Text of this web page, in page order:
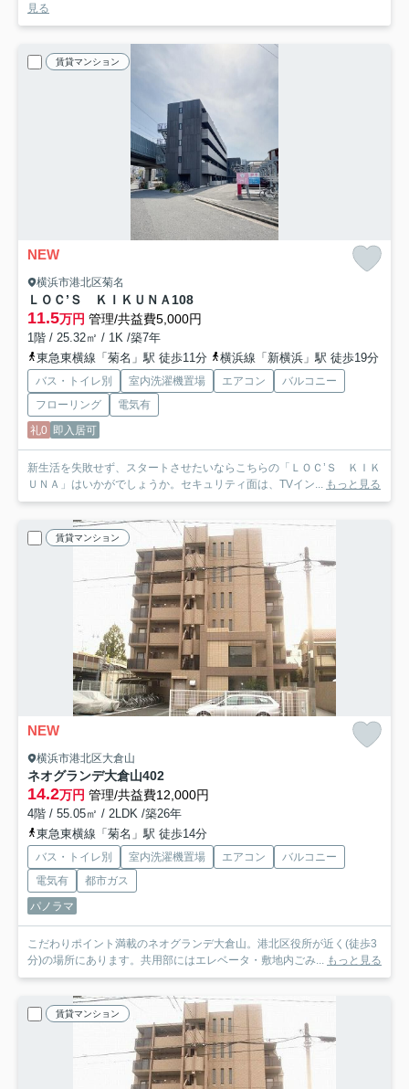
見る
賃貸マンション
NEW
横浜市港北区菊名
ＬＯＣ’Ｓ ＫＩＫＵＮＡ108
11.5万円 管理/共益費5,000円
1階 / 25.32㎡ / 1K /築7年
東急東横線「菊名」駅 徒歩11分
横浜線「新横浜」駅 徒歩19分
バス・トイレ別 室内洗濯機置場 エアコン
バルコニー
フローリング
電気有
礼0 即入居可
新生活を失敗せず、スタートさせたいならこちらの「ＬＯＣ’Ｓ ＫＩＫ
ＵＮＡ」はいかがでしょうか。セキュリティ面は、TVイン... もっと見る
賃貸マンション
NEW
横浜市港北区大倉山
ネオグランデ大倉山402
14.2万円 管理/共益費12,000円
4階 / 55.05㎡ / 2LDK /築26年
東急東横線「菊名」駅 徒歩14分
バス・トイレ別 室内洗濯機置場 エアコン
バルコニー
電気有
都市ガス
パノラマ
こだわりポイント満載のネオグランデ大倉山。港北区役所が近く(徒歩3
分)の場所にあります。共用部にはエレベータ・敷地内ごみ... もっと見る
賃貸マンション